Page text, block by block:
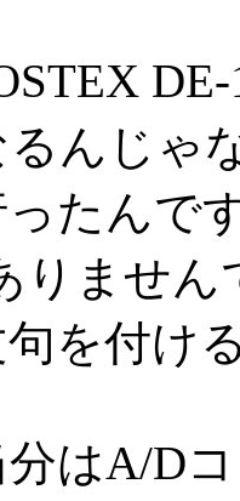
んじゃ
たんで
りません
を付け
はA/D